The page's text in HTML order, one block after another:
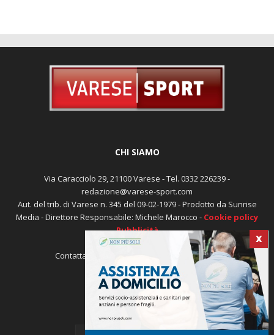
X
CHI SIAMO
Via Caracciolo 29, 21100 Varese - Tel. 0332 226239 -
redazione@varese-sport.com
Aut. del trib. di Varese n. 345 del 09-02-1979 - Prodotto da Sunrise
Media - Direttore Responsabile: Michele Marocco - Cookie policy
Pubblicità
Contattaci: redazione@varese-sport.com
SEGUICI